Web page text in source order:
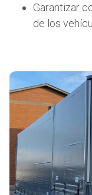
Garantizar
de los